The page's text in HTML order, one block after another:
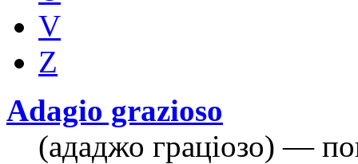
V
Z
Adagio grazioso
(ададжо граціозо) —